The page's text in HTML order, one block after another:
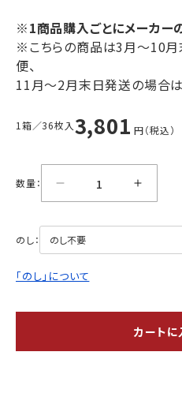
※1商品購入ごとにメーカー
※こちらの商品は3月〜10
便、
11月〜2月末日発送の場合は
1箱／36枚入3,801 円（税込）
数量：
のし：
「のし」について
カートに